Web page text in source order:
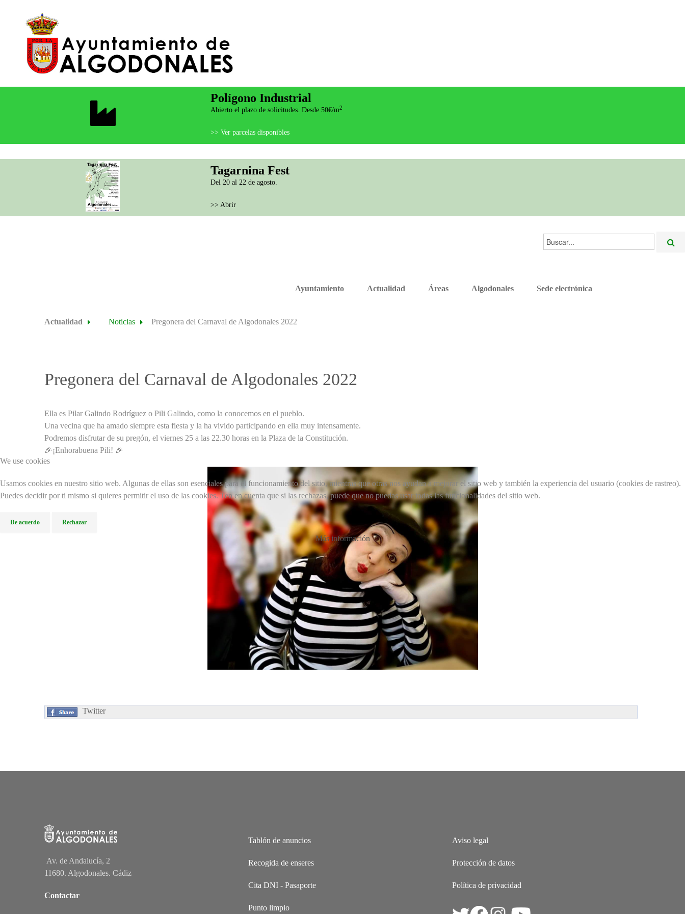
Polígono Industrial
Abierto el plazo de solicitudes. Desde 50€/m2
>> Ver parcelas disponibles
Tagarnina Fest
Del 20 al 22 de agosto.
>> Abrir
Buscar...
Ayuntamiento Actualidad Áreas Algodonales Sede electrónica
Actualidad Noticias Pregonera del Carnaval de Algodonales 2022
Pregonera del Carnaval de Algodonales 2022
Ella es Pilar Galindo Rodríguez o Pili Galindo, como la conocemos en el pueblo.
Una vecina que ha amado siempre esta fiesta y la ha vivido participando en ella muy intensamente.
Podremos disfrutar de su pregón, el viernes 25 a las 22.30 horas en la Plaza de la Constitución.
🎉¡Enhorabuena Pili! 🎉
Twitter
Av. de Andalucía, 2
11680. Algodonales. Cádiz
Contactar
Tablón de anuncios
Recogida de enseres
Cita DNI - Pasaporte
Punto limpio
Aviso legal
Protección de datos
Política de privacidad
We use cookies
Usamos cookies en nuestro sitio web. Algunas de ellas son esenciales para el funcionamiento del sitio, mientras que otras nos ayudan a mejorar el sitio web y también la experiencia del usuario (cookies de rastreo).
Puedes decidir por ti mismo si quieres permitir el uso de las cookies. Ten en cuenta que si las rechazas, puede que no puedas usar todas las funcionalidades del sitio web.
De acuerdo Rechazar
Más información